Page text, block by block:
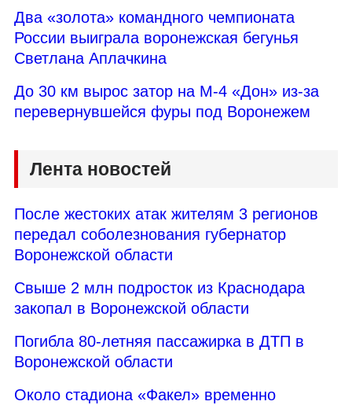
Два «золота» командного чемпионата
России выиграла воронежская бегунья
Светлана Аплачкина
До 30 км вырос затор на М-4 «Дон» из-за
перевернувшейся фуры под Воронежем
Лента новостей
После жестоких атак жителям 3 регионов
передал соболезнования губернатор
Воронежской области
Свыше 2 млн подросток из Краснодара
закопал в Воронежской области
Погибла 80-летняя пассажирка в ДТП в
Воронежской области
Около стадиона «Факел» временно